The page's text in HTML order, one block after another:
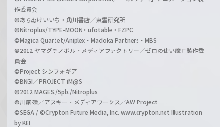
作委員会
©あらゐけいいち・角川書店／東雲研究所
©Nitroplus/TYPE-MOON・ufotable・FZPC
©Magica Quartet/Aniplex・Madoka Partners・MBS
©2012 ヤマグチノボル・メディアファクトリー／ゼロの使い魔Ｆ製作委
員会
©Project シンフォギア
©BNGI／PROJECT iM@S
©2012 MAGES./5pb./Nitroplus
©川原 礫／アスキー・メディアワークス／AW Project
©SEGA / ©Crypton Future Media, Inc. www.crypton.net Illustration
by KEI